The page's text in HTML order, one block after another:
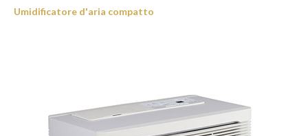
Umidificatore d'aria compatto